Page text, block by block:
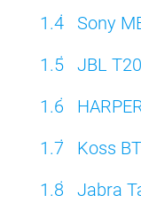
Sony
JBL
Koss
Jabra